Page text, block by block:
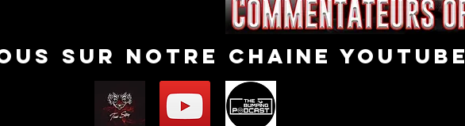
sur notre chaine youtube